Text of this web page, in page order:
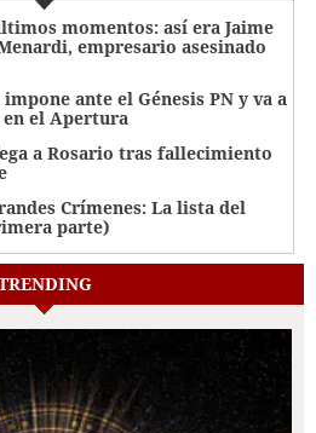
momentos: así era Jaime
empresario asesinado
impone ante el Génesis PN y va a
el Apertura
a Rosario tras fallecimiento
Crímenes: La lista del
parte)